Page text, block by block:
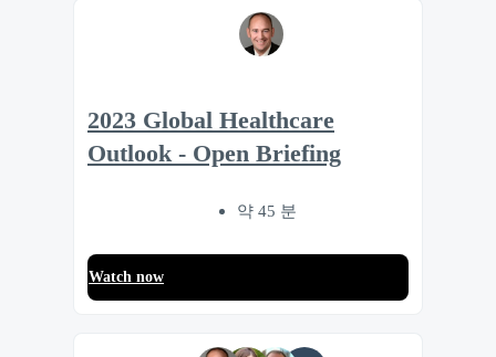
2023 Global Healthcare
Outlook - Open Briefing
약 45 분
Watch now